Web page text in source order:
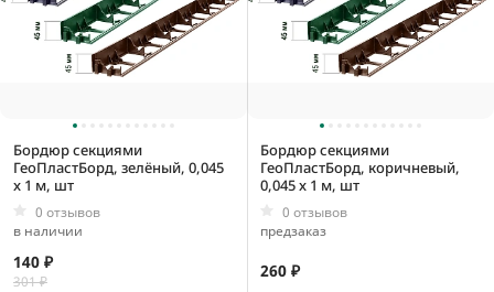
Бордюр секциями
ГеоПластБорд, зелёный, 0,045
x 1 м, шт
0 отзывов
в наличии
140 ₽
301 ₽
Бордюр секциями
ГеоПластБорд, коричневый,
0,045 x 1 м, шт
0 отзывов
предзаказ
260 ₽